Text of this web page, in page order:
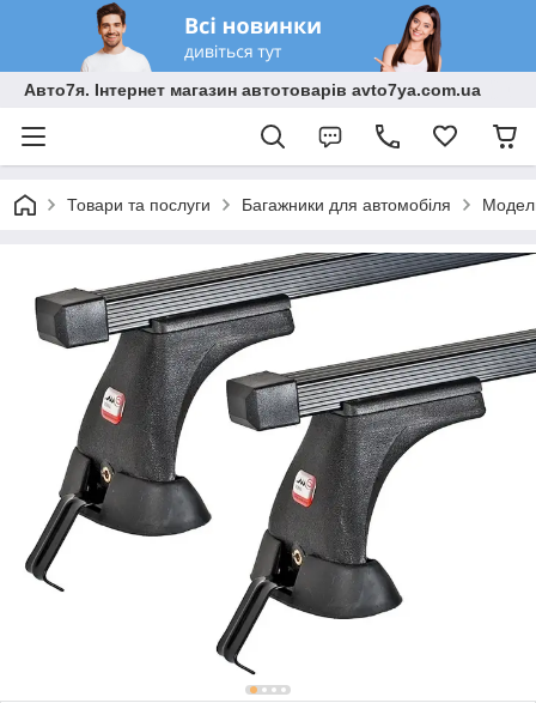
Авто7я. Інтернет магазин автотоварів avto7ya.com.ua
Товари та послуги Багажники для автомобіля